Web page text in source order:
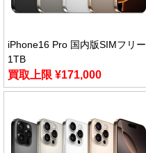
iPhone16 Pro 国内版SIMフリー
1TB
買取上限 ¥171,000